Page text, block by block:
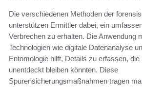
Die verschiedenen Methoden der
unterstützen Ermittler dabei, ein
Verbrechen zu erhalten. Die Anwendung
Technologien wie digitale Datenanalyse
Entomologie hilft, Details zu erfassen, die
unentdeckt bleiben könnten. Diese
Spurensicherungsmaßnahmen tragen